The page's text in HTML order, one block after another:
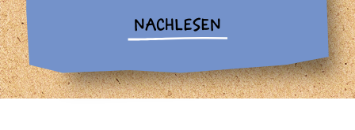
NACHLESEN